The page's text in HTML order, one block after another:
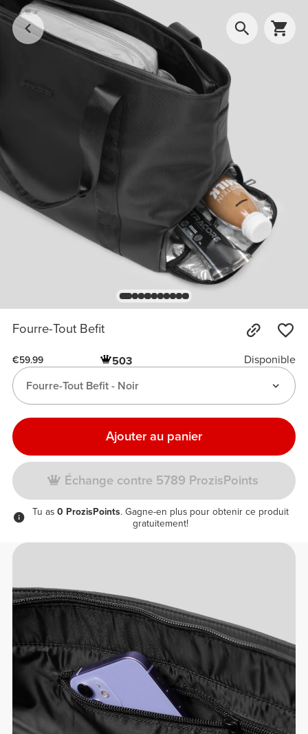
Fourre-Tout Befit
€59.99 503
Disponible
Fourre-Tout Befit - Noir
Ajouter au panier
Échange contre 5789 ProzisPoints
Tu as 0 ProzisPoints. Gagne-en plus pour obtenir ce produit
gratuitement!